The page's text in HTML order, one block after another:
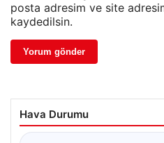
posta adresim ve site
kaydedilsin.
Hava Durumu